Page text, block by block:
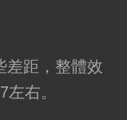
差距，整體效
右。